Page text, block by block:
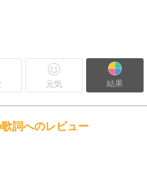
元気 結果
詞へのレビュー